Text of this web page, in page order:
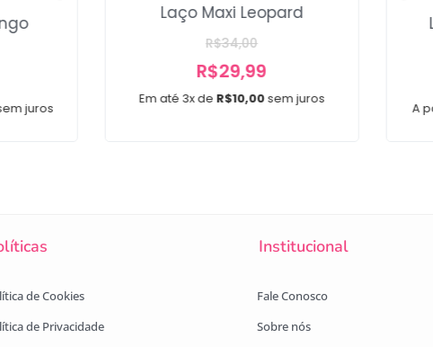
juros
Em até 3x de R$10,00sem juros
Laço Maxi Leopard
R$34,00
R$29,99
A
Institucional
de Cookies
de Privacidade
Fale Conosco
Sobre nós